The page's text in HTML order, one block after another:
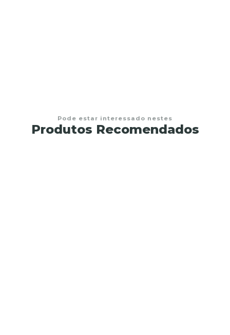
Pode estar interessado nestes
Produtos Recomendados